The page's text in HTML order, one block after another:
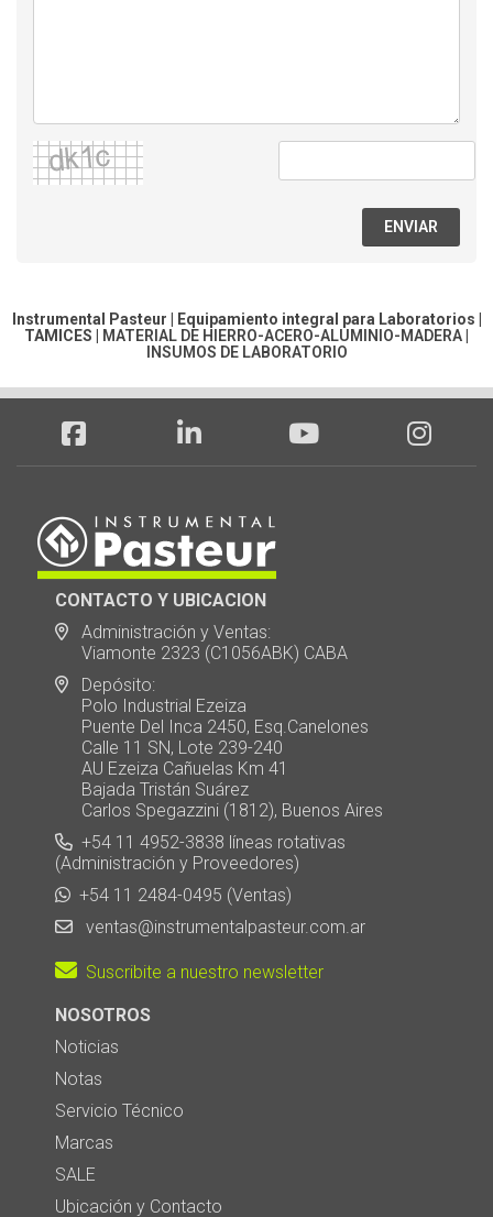
ENVIAR
Instrumental Pasteur | Equipamiento integral para Laboratorios |
TAMICES
MATERIAL DE HIERRO-ACERO-ALUMINIO-MADERA
INSUMOS DE LABORATORIO
CONTACTO Y UBICACION
Administración y Ventas:
Viamonte 2323 (C1056ABK) CABA
Depósito:
Polo Industrial Ezeiza
Puente Del Inca 2450, Esq.Canelones
Calle 11 SN, Lote 239-240
AU Ezeiza Cañuelas Km 41
Bajada Tristán Suárez
Carlos Spegazzini (1812), Buenos Aires
+54 11 4952-3838 líneas rotativas
(Administración y Proveedores)
+54 11 2484-0495 (Ventas)
ventas@instrumentalpasteur.com.ar
Suscribite a nuestro newsletter
NOSOTROS
Noticias
Notas
Servicio Técnico
Marcas
SALE
Ubicación y Contacto